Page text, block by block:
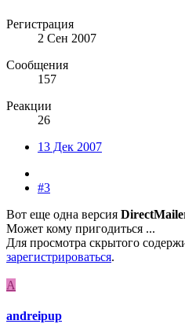
Регистрация
2 Сен 2007
Сообщения
157
Реакции
26
13 Дек 2007
#3
Вот еще одна версия
Может кому пригодиться ...
Для просмотра скрытого
зарегистрироваться.
A
andreipup